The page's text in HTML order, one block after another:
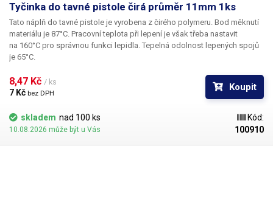
Tyčinka do tavné pistole čirá průměr 11mm 1ks
Tato náplň do tavné pistole je vyrobena z čirého polymeru. Bod měknutí
materiálu je 87°C. Pracovní teplota při lepení je však třeba nastavit
na 160°C pro správnou funkci lepidla. Tepelná odolnost lepených spojů
je 65°C.
8,47 Kč / ks
7 Kč bez DPH
Koupit
skladem nad 100 ks
10.08.2026 může být u Vás
Kód:
100910